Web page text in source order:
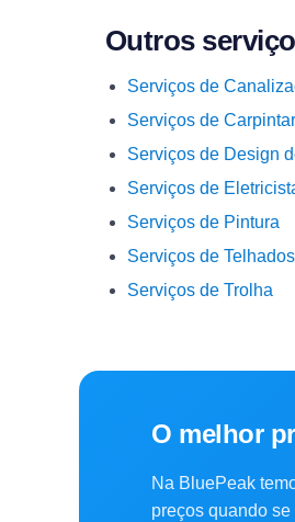
Outros
Serviços de
Serviços de
Serviços de Design
Serviços de
Serviços de Pintura
Serviços de Telhados
Serviços de Trolha
O melhor
Na BluePeak
preços quando